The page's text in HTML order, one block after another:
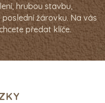
hrubou stavbu,
žárovku. Na vás
předat klíče.